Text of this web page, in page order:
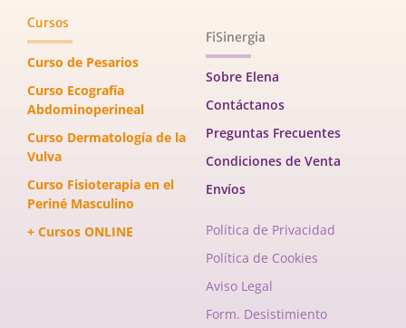
Cursos
Curso de Pesarios
Curso Ecografía
Abdominoperineal
Curso Dermatología de la
Vulva
Curso Fisioterapia en el
Periné Masculino
+ Cursos ONLINE
FiSinergia
Sobre Elena
Contáctanos
Preguntas Frecuentes
Condiciones de Venta
Envíos
Política de Privacidad
Política de Cookies
Aviso Legal
Form. Desistimiento